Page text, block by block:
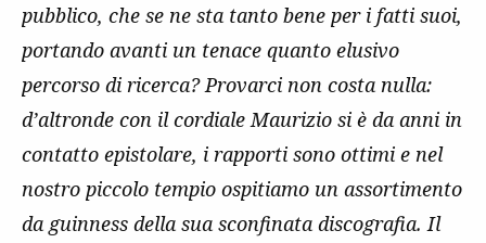
pubblico, che se ne sta tanto bene per i fatti suoi,
portando avanti un tenace quanto elusivo
percorso di ricerca? Provarci non costa nulla:
d’altronde con il cordiale Maurizio si è da anni in
contatto epistolare, i rapporti sono ottimi e nel
nostro piccolo tempio ospitiamo un assortimento
da guinness della sua sconfinata discografia. Il